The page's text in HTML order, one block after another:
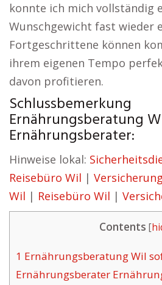
konnte ich mich vollständig
Wunschgewicht fast wieder
Fortgeschrittene können
ihrem eigenen Tempo
davon profitieren.
Schlussbemerkung
Ernährungsberatung
Ernährungsberater:
Hinweise lokal:
Reisebüro Wil |
Wil | Reisebüro Wil |
Contents [
1 Ernährungsberatung Wil
Ernährungsberater